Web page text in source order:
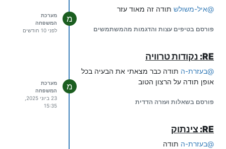
@איל-משולש תודה זה מאוד עזר
פורסם בטיפים עצות והדגמות מהמשתמשים
מ
מערכת
המשפחה
לפני 10 חודשים
RE: נקודות טרוויה
@בעזרת-ה תודה כבר מצאתי את הבעיה בכל
אופן תודה על הרצון הטוב
פורסם בשאלות ועזרה הדדית
מ
מערכת
המשפחה
15:35
RE: צינתוק
@בעזרת-ה תודה